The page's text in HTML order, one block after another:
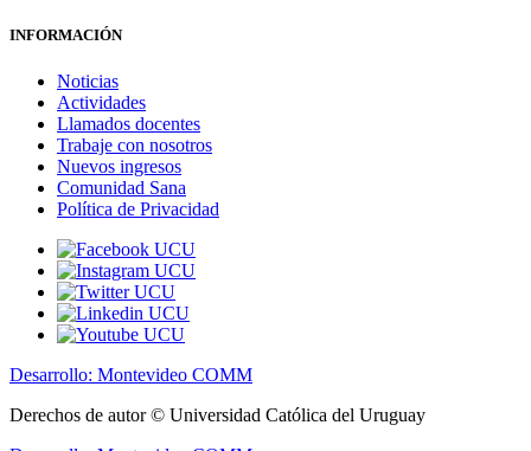
INFORMACIÓN
Noticias
Actividades
Llamados docentes
Trabaje con nosotros
Nuevos ingresos
Comunidad Sana
Política de Privacidad
Desarrollo: Montevideo COMM
Derechos de autor © Universidad Católica del Uruguay